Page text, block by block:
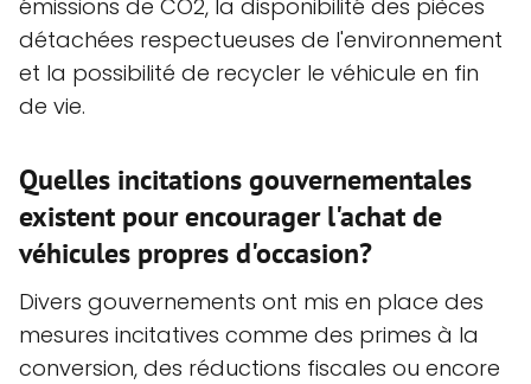
émissions de CO2, la disponibilité des pièces
détachées respectueuses de l'environnement
et la possibilité de recycler le véhicule en fin
de vie.
Quelles incitations gouvernementales
existent pour encourager l'achat de
véhicules propres d'occasion?
Divers gouvernements ont mis en place des
mesures incitatives comme des primes à la
conversion, des réductions fiscales ou encore